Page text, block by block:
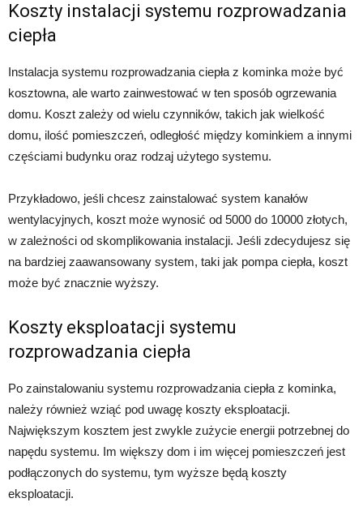
Koszty instalacji systemu rozprowadzania
ciepła
Instalacja systemu rozprowadzania ciepła z kominka może być
kosztowna, ale warto zainwestować w ten sposób ogrzewania
domu. Koszt zależy od wielu czynników, takich jak wielkość
domu, ilość pomieszczeń, odległość między kominkiem a innymi
częściami budynku oraz rodzaj użytego systemu.
Przykładowo, jeśli chcesz zainstalować system kanałów
wentylacyjnych, koszt może wynosić od 5000 do 10000 złotych,
w zależności od skomplikowania instalacji. Jeśli zdecydujesz się
na bardziej zaawansowany system, taki jak pompa ciepła, koszt
może być znacznie wyższy.
Koszty eksploatacji systemu
rozprowadzania ciepła
Po zainstalowaniu systemu rozprowadzania ciepła z kominka,
należy również wziąć pod uwagę koszty eksploatacji.
Największym kosztem jest zwykle zużycie energii potrzebnej do
napędu systemu. Im większy dom i im więcej pomieszczeń jest
podłączonych do systemu, tym wyższe będą koszty
eksploatacji.